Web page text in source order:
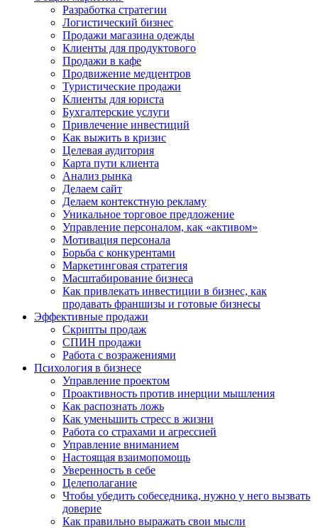
Разработка стратегии
Логистический бизнес
Продажи магазина одежды
Клиенты для продуктового
Продажи в кафе
Продвижение медцентров
Туристические продажи
Клиенты для юриста
Бухгалтерские услуги
Привлечение инвестиций
Как выжить в кризис
Целевая аудитория
Карта пути клиента
Анализ рынка
Делаем сайт
Делаем контекстную рекламу
Уникальное торговое предложение
Управление персоналом, как «активом»
Мотивация персонала
Борьба с конкурентами
Маркетинговая стратегия
Масштабирование бизнеса
Как привлекать инвестиции в бизнес, как
продавать франшизы и готовые бизнесы
Эффективные продажи
Скрипты продаж
СПИН продажи
Работа с возражениями
Психология в бизнесе
Управление проектом
Проактивность против инерции мышления
Как распознать ложь
Как уменьшить стресс в жизни
Работа со страхами и агрессией
Управление вниманием
Настоящая взаимопомощь
Уверенность в себе
Целеполагание
Чтобы убедить собеседника, нужно у него вызвать
доверие
Как правильно выражать свои мысли